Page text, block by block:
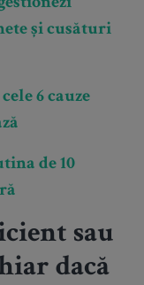
și cusături
6 cauze
de 10
sau
dacă